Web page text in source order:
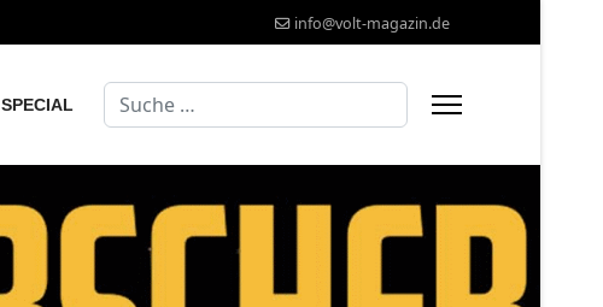
info@volt-magazin.de
SPECIAL Suchen